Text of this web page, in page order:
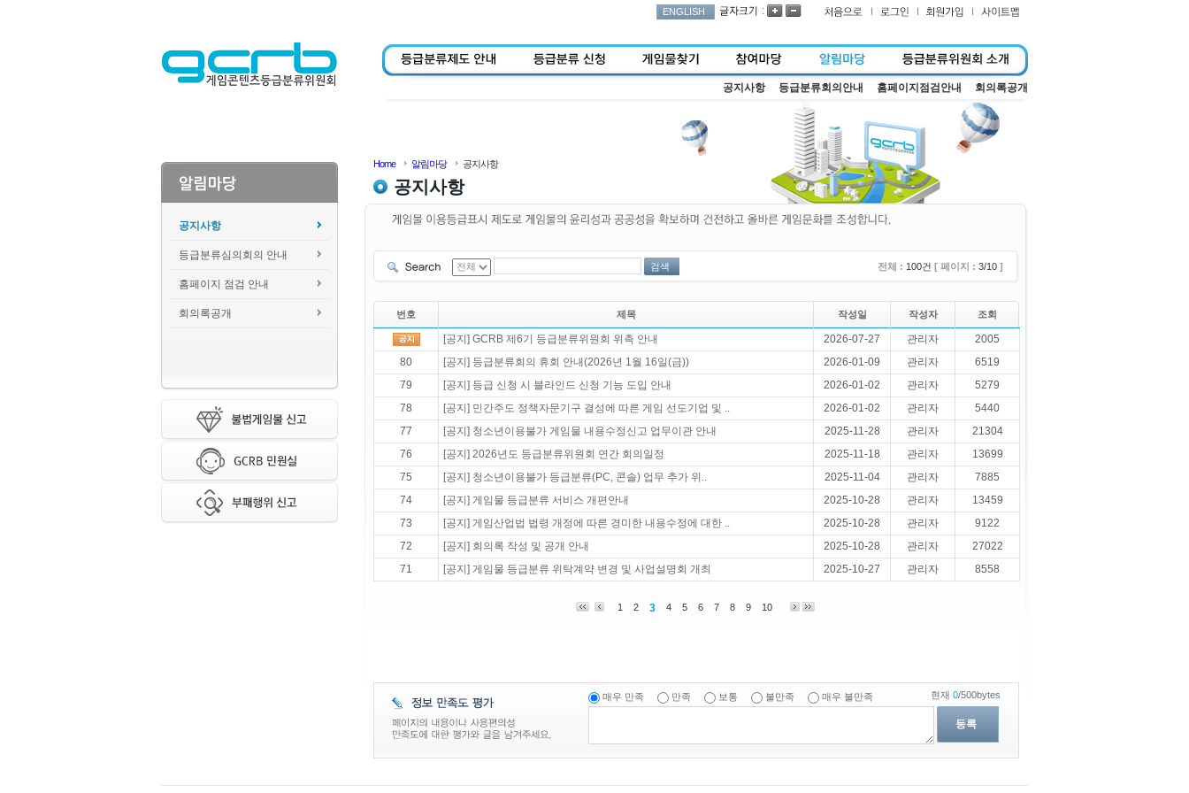
ENGLISH :
공지사항 등급분류회의안내 홈페이지점검안내 회의록공개
공지사항
등급분류심의회의 안내
홈페이지 점검 안내
회의록공개
Home 알림마당 공지사항
공지사항
검색 전체 : 100건 [ 페이지 : 3/10 ]
번호 제목 작성일 작성자 조회
[공지] GCRB 제6기 등급분류위원회 위촉 안내 2026-07-27 관리자
2005
80
[공지] 등급분류회의 휴회 안내(2026년 1월 16일(금)) 2026-01-09 관리자
6519
79
[공지] 등급 신청 시 블라인드 신청 기능 도입 안내 2026-01-02 관리자
5279
78
[공지] 민간주도 정책자문기구 결성에 따른 게임 선도기업 및 .. 2026-01-02 관리자
5440
77
[공지] 청소년이용불가 게임물 내용수정신고 업무이관 안내 2025-11-28 관리자
21304
76
[공지] 2026년도 등급분류위원회 연간 회의일정 2025-11-18 관리자
13699
75
[공지] 청소년이용불가 등급분류(PC, 콘솔) 업무 추가 위.. 2025-11-04 관리자
7885
74
[공지] 게임물 등급분류 서비스 개편안내 2025-10-28 관리자
13459
73
[공지] 게임산업법 법령 개정에 따른 경미한 내용수정에 대한 .. 2025-10-28 관리자
9122
72
[공지] 회의록 작성 및 공개 안내 2025-10-28 관리자
27022
71
[공지] 게임물 등급분류 위탁계약 변경 및 사업설명회 개최 2025-10-27 관리자 8558
1 2 3 4 5 6 7 8 9 10
매우 만족 만족 보통 불만족 매우 불만족
등록
현재 0/500bytes